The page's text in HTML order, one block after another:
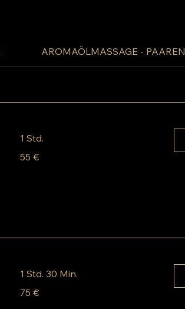
AROMAÖLMASSAGE - PAAREN
1 Std.
Euro
55 €
1 Std. 30 Min.
Euro
75 €